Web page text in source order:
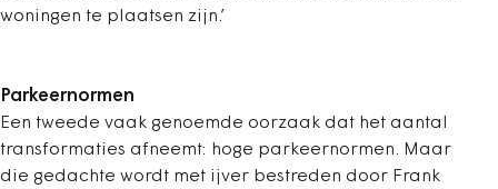
woningen te plaatsen zijn.’
Parkeernormen
Een tweede vaak genoemde oorzaak dat het aantal
transformaties afneemt: hoge parkeernormen. Maar
die gedachte wordt met ijver bestreden door Frank